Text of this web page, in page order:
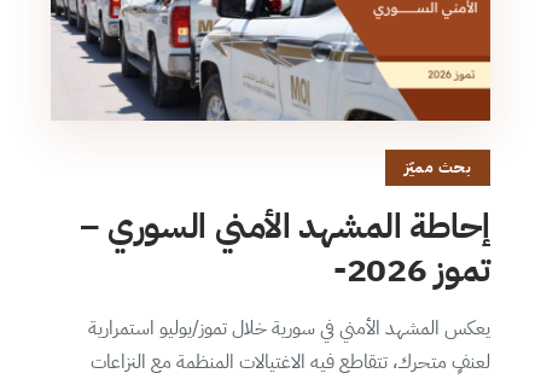
بحث مميّز
إحاطة المشهد الأمني السوري –
تموز 2026-
يعكس المشهد الأمني في سورية خلال تموز/يوليو استمرارية
لعنفٍ متحرك، تتقاطع فيه الاغتيالات المنظمة مع النزاعات